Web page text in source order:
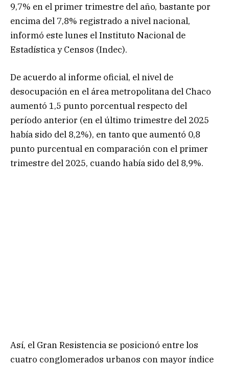
9,7% en el primer trimestre del año, bastante por
encima del 7,8% registrado a nivel nacional,
informó este lunes el Instituto Nacional de
Estadística y Censos (Indec).
De acuerdo al informe oficial, el nivel de
desocupación en el área metropolitana del Chaco
aumentó 1,5 punto porcentual respecto del
período anterior (en el último trimestre del 2025
había sido del 8,2%), en tanto que aumentó 0,8
punto purcentual en comparación con el primer
trimestre del 2025, cuando había sido del 8,9%.
Así, el Gran Resistencia se posicionó entre los
cuatro conglomerados urbanos con mayor índice